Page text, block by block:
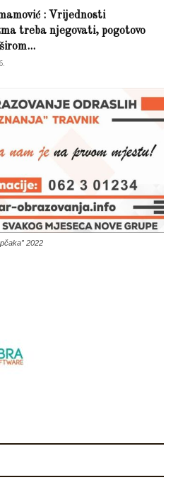
: Vrijednosti
treba njegovati, pogotovo
2022